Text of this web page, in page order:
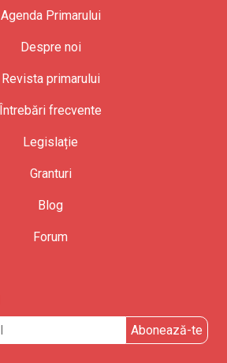
Agenda Primarului
Despre noi
Revista primarului
Întrebări frecvente
Legislație
Granturi
Blog
Forum